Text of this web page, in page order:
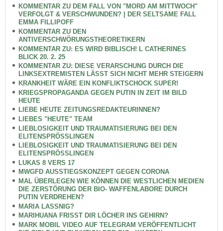
KOMMENTAR ZU DEM FALL VON "MORD AM MITTWOCH"
VERFOLGT & VERSCHWUNDEN? | DER SELTSAME FALL
EMMA FILLIPOFF
KOMMENTAR ZU DEN
ANTIVERSCHWÖRUNGSTHEORETIKERN
KOMMENTAR ZU: ES WIRD BIBLISCH! L CATHERINES
BLICK 20. 2. 25
KOMMENTAR ZU: DIESE VERARSCHUNG DURCH DIE
LINKSEXTREMISTEN LÄSST SICH NICHT MEHR STEIGERN
KRANKHEIT WÄRE EIN KONFLIKTSCHOCK SUPER!
KRIEGSPROPAGANDA GEGEN PUTIN IN ZEIT IM BILD
HEUTE
LIEBE HEUTE ZEITUNGSREDAKTEURINNEN?
LIEBES "HEUTE" TEAM
LIEBLOSIGKEIT UND TRAUMATISIERUNG BEI DEN
ELITENSPRÖSSLINGEN
LIEBLOSIGKEIT UND TRAUMATISIERUNG BEI DEN
ELITENSPRÖSSLINGEN
LUKAS 8 VERS 17
MWGFD AUSSTIEGSKONZEPT GEGEN CORONA
MAL ÜBERLEGEN WIE KÖNNEN DIE WESTLICHEN MEDIEN
DIE ZERSTÖRUNG DER BIO- WAFFENLABORE DURCH
PUTIN VERDREHEN?
MARIA LASSNIG?
MARIHUANA FRISST DIR LÖCHER INS GEHIRN?
MARK MOBIL VIDEO AUF TELEGRAM VERÖFFENTLICHT